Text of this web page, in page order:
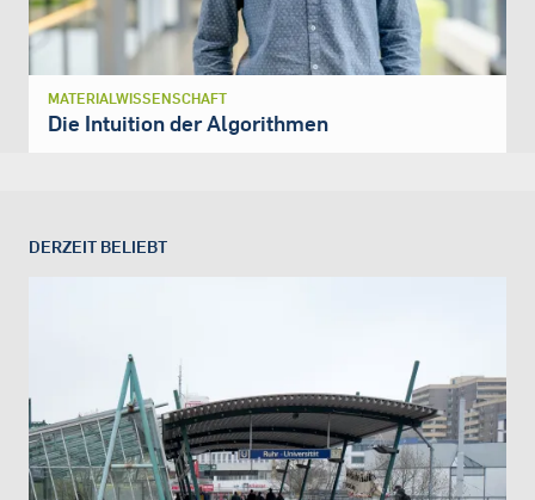
MATERIALWISSENSCHAFT
Die Intuition der Algorithmen
DERZEIT BELIEBT